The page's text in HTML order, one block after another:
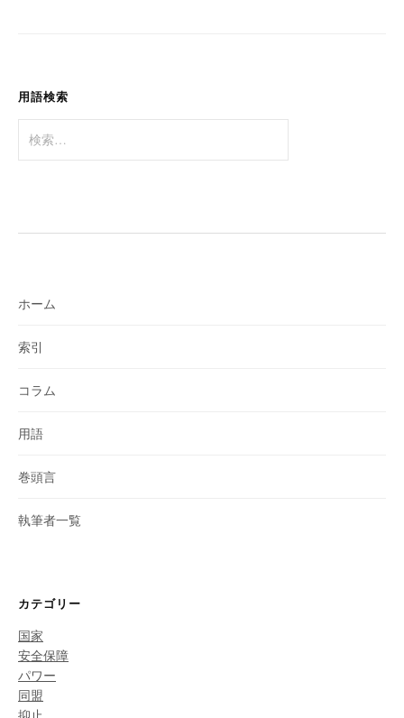
用語検索
索:
ホーム
索引
コラム
用語
巻頭言
執筆者一覧
カテゴリー
国家
安全保障
パワー
同盟